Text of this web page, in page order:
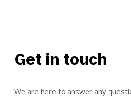
Get in touch
We are here to answer any